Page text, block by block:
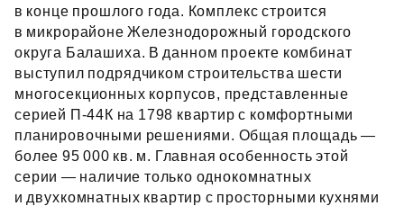
в конце прошлого года. Комплекс строится
в микрорайоне Железнодорожный городского
округа Балашиха. В данном проекте комбинат
выступил подрядчиком строительства шести
многосекционных корпусов, представленные
серией П‑44К на 1798 квартир с комфортными
планировочными решениями. Общая площадь —
более 95 000 кв. м. Главная особенность этой
серии — наличие только однокомнатных
и двухкомнатных квартир с просторными кухнями